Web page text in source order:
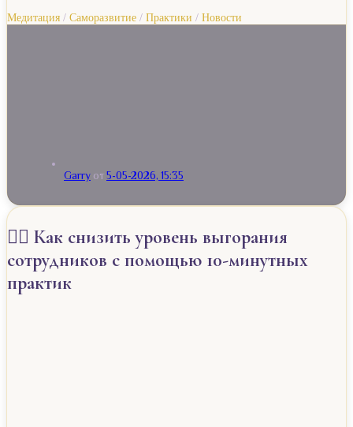
Медитация / Саморазвитие / Практики / Новости
Garry от 5-05-2026, 15:35
🧘‍♀️ Как снизить уровень выгорания
сотрудников с помощью 10-минутных
практик